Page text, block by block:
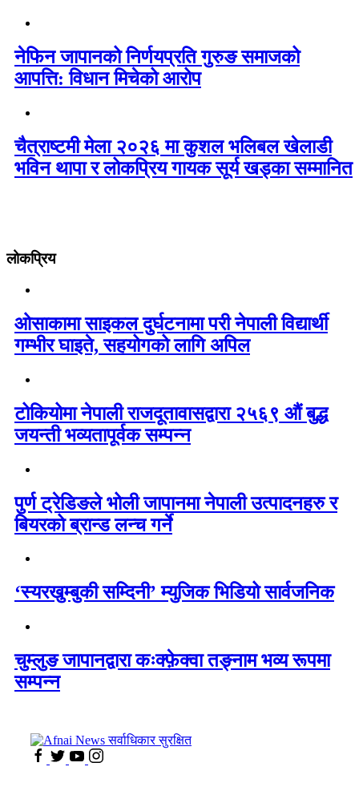
नेफिन जापानको निर्णयप्रति गुरुङ समाजको
आपत्ति: विधान मिचेको आरोप
चैत्राष्टमी मेला २०२६ मा कुशल भलिबल खेलाडी
भविन थापा र लोकप्रिय गायक सूर्य खड्का सम्मानित
लोकप्रिय
ओसाकामा साइकल दुर्घटनामा परी नेपाली विद्यार्थी
गम्भीर घाइते, सहयोगको लागि अपिल
टोकियोमा नेपाली राजदूतावासद्वारा २५६९ औं बुद्ध
जयन्ती भव्यतापूर्वक सम्पन्न
पुर्ण ट्रेडिङले भोली जापानमा नेपाली उत्पादनहरु र
बियरको ब्रान्ड लन्च गर्ने
‘स्यरखुम्बुकी सम्दिनी’ म्युजिक भिडियो सार्वजनिक
चुम्लुङ जापानद्वारा कःक्फ़ेक्वा तङ्नाम भव्य रूपमा
सम्पन्न